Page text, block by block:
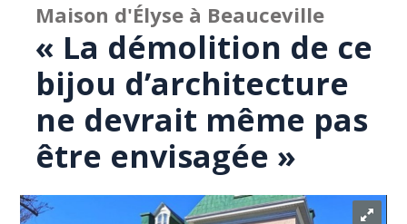
Maison d'Élyse à Beauceville
« La démolition de ce
bijou d’architecture
ne devrait même pas
être envisagée »